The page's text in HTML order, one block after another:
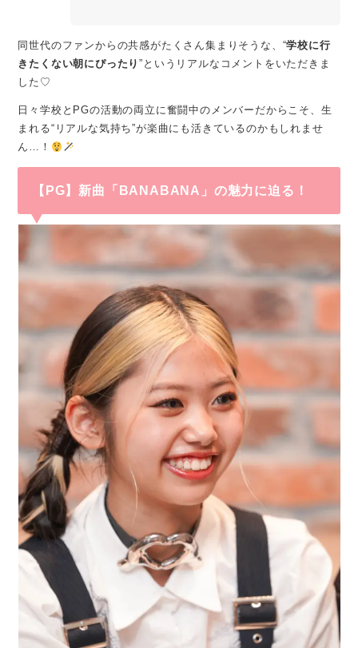
同世代のファンからの共感がたくさん集まりそうな、“学校に行
きたくない朝にぴったり”というリアルなコメントをいただきま
した♡
日々学校とPGの活動の両立に奮闘中のメンバーだからこそ、生
まれる“リアルな気持ち”が楽曲にも活きているのかもしれませ
ん…！
【PG】新曲「BANABANA」の魅力に迫る！